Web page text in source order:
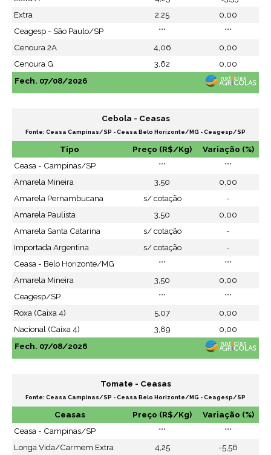
Extra
2,25
0,00
Ceagesp - São Paulo/SP
***
***
Cenoura 2A
4,06
0,00
Cenoura G
3,62
0,00
Fech. 07/08/2026
Cebola - Ceasas
Fonte: Ceasa Campinas/SP - Ceasa Belo Horizonte/MG - Ceagesp/SP
Tipo Preço (R$/Kg)
Variação (%)
Ceasa - Campinas/SP
***
***
Amarela Mineira
3,50
0,00
Amarela Pernambucana
s/ cotação
-
Amarela Paulista
3,50
0,00
Amarela Santa Catarina
s/ cotação
-
Importada Argentina
s/ cotação
-
Ceasa - Belo Horizonte/MG
***
***
Amarela Mineira
3,50
0,00
Ceagesp/SP
***
***
Roxa (Caixa 4)
5,07
0,00
Nacional (Caixa 4)
3,89
0,00
Fech. 07/08/2026
Tomate - Ceasas
Fonte: Ceasa Campinas/SP - Ceasa Belo Horizonte/MG - Ceagesp/SP
Ceasas Preço (R$/Kg)
Variação (%)
Ceasa - Campinas/SP
***
***
Longa Vida/Carmem Extra
4,25
-5,56